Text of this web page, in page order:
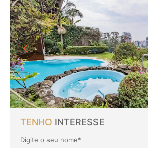
TENHO INTERESSE
Digite o seu nome*